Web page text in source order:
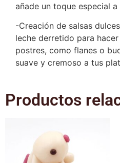
añade un toque especial
-Creación de salsas
leche derretido para
postres, como flanes o
suave y cremoso a tus
Productos